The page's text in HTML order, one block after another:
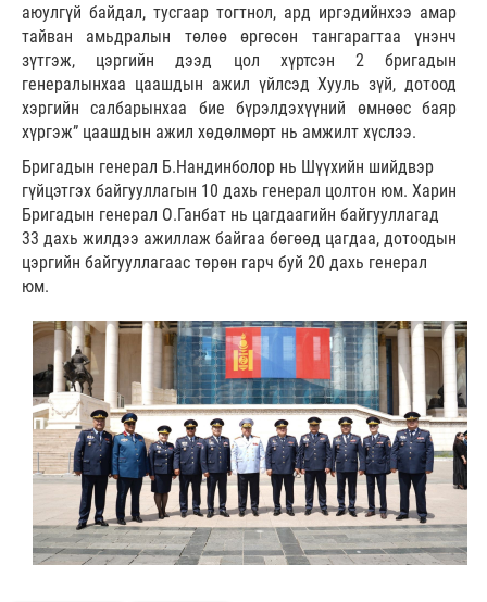
аюулгүй байдал, тусгаар тогтнол, ард иргэдийнхээ амар
тайван амьдралын төлөө өргөсөн тангарагтаа үнэнч
зүтгэж, цэргийн дээд цол хүртсэн 2 бригадын
генералынхаа цаашдын ажил үйлсэд Хууль зүй, дотоод
хэргийн салбарынхаа бие бүрэлдэхүүний өмнөөс баяр
хүргэж” цаашдын ажил хөдөлмөрт нь амжилт хүслээ.
Бригадын генерал Б.Нандинболор нь Шүүхийн шийдвэр
гүйцэтгэх байгууллагын 10 дахь генерал цолтон юм. Харин
Бригадын генерал О.Ганбат нь цагдаагийн байгууллагад
33 дахь жилдээ ажиллаж байгаа бөгөөд цагдаа, дотоодын
цэргийн байгууллагаас төрөн гарч буй 20 дахь генерал
юм.